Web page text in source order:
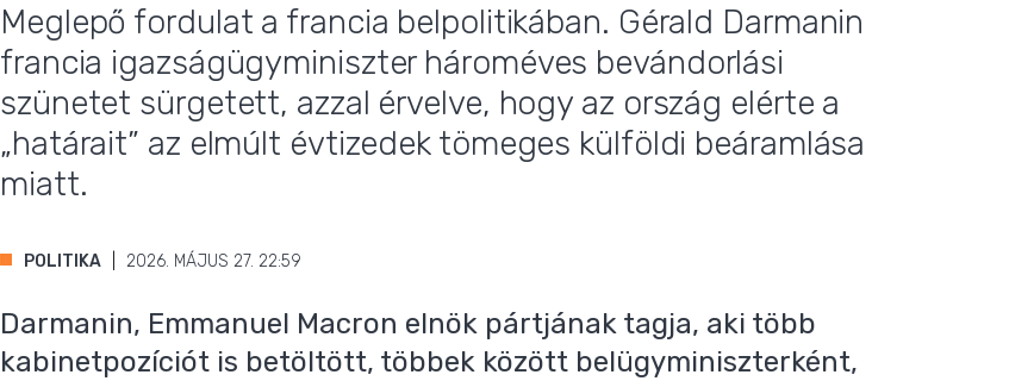
Meglepő fordulat a francia belpolitikában. Gérald Darmanin
francia igazságügyminiszter hároméves bevándorlási
szünetet sürgetett, azzal érvelve, hogy az ország elérte a
„határait” az elmúlt évtizedek tömeges külföldi beáramlása
miatt.
POLITIKA 2026. MÁJUS 27. 22:59
Darmanin, Emmanuel Macron elnök pártjának tagja, aki több
kabinetpozíciót is betöltött, többek között belügyminiszterként,